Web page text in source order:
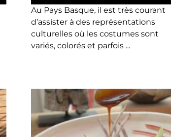
Au Pays Basque, il est très courant
d’assister à des représentations
culturelles où les costumes sont
variés, colorés et parfois ...